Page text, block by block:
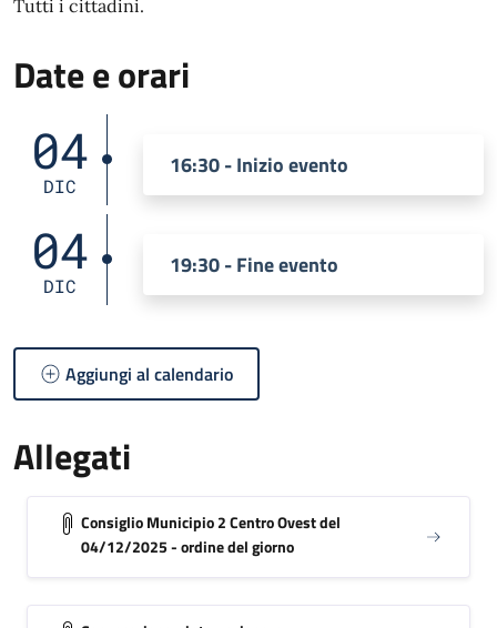
Tutti i cittadini.
Date e orari
04
DIC
16:30 - Inizio evento
04
DIC
19:30 - Fine evento
Aggiungi al calendario
Allegati
Consiglio Municipio 2 Centro Ovest del
04/12/2025 - ordine del giorno